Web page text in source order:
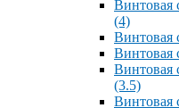
Винтовая
(4)
Винтовая
Винтовая
Винтовая
(3.5)
Винтовая